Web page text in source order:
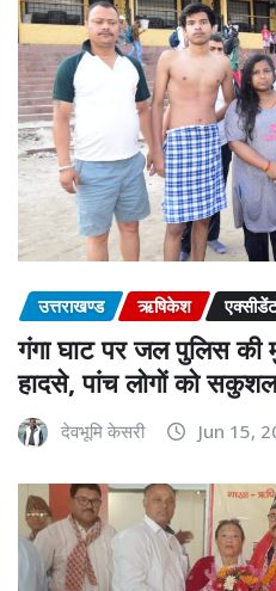
उत्तराखण्ड ऋषिकेश
गंगा घाट पर जल पुलिस की
हादसे, पांच लोगों को
देवभूमि केसरी Jun 15,